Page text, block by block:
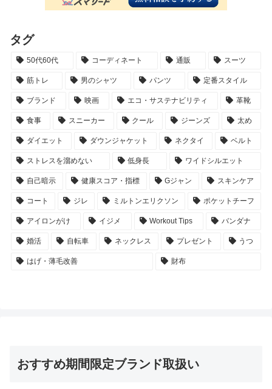
タグ
50代60代 コーディネート 通販 スーツ
筋トレ 男のシャツ パンツ 定番スタイル
ブランド 映画 エコ・サステナビリティ 革靴
食事 スニーカー クール ジーンズ 太め
ダイエット ダウンジャケット ネクタイ ベルト
ストレスを溜めない 低身長 ワイドシルエット
自己暗示 健康スコア・指標 Gジャン スキンケア
コート ジレ ミルトンエリクソン ポケットチーフ
アイロンがけ イジメ Workout Tips バンダナ
婚活 自転車 ネックレス プレゼント うつ
はげ・薄毛改善 財布
おすすめ期間限定ブランド取扱い